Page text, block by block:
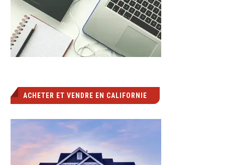
ACHETER ET VENDRE EN CALIFORNIE